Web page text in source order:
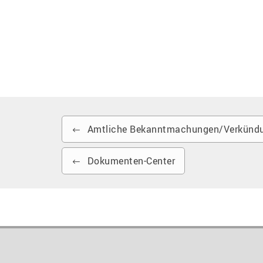
Amtliche Bekanntmachungen/
Dokumenten-Center